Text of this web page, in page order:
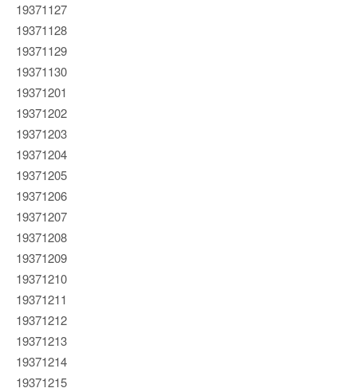
19371127
19371128
19371129
19371130
19371201
19371202
19371203
19371204
19371205
19371206
19371207
19371208
19371209
19371210
19371211
19371212
19371213
19371214
19371215